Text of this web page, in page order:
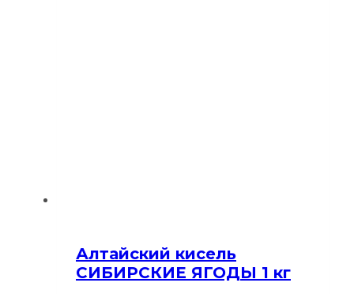
Алтайский кисель
СИБИРСКИЕ ЯГОДЫ 1 кг